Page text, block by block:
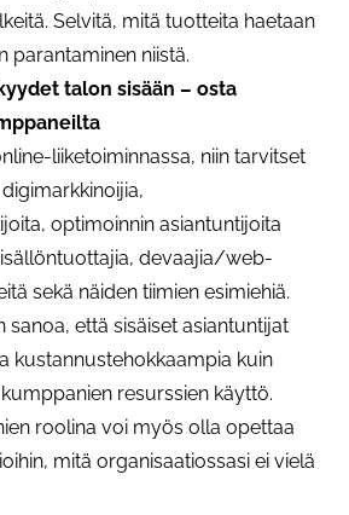
Selvitä, mitä tuotteita haetaan
parantaminen niistä.
talon sisään – osta
liiketoiminnassa, niin tarvitset
optimoinnin asiantuntijoita
devaajia/web-
sekä näiden tiimien esimiehiä.
sanoa, että sisäiset asiantuntijat
kustannustehokkaampia kuin
resurssien käyttö.
roolina voi myös olla opettaa
mitä organisaatiossasi ei vielä